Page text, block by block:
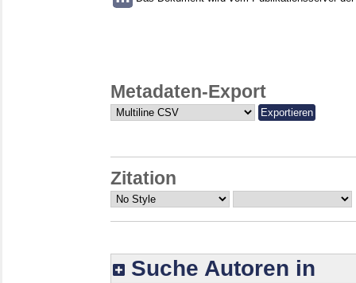
Metadaten-Export
Zitation
Suche Autoren in